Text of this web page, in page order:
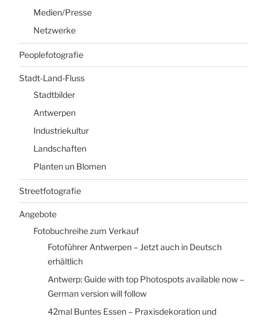
Medien/Presse
Netzwerke
Peoplefotografie
Stadt-Land-Fluss
Stadtbilder
Antwerpen
Industriekultur
Landschaften
Planten un Blomen
Streetfotografie
Angebote
Fotobuchreihe zum Verkauf
Fotoführer Antwerpen – Jetzt auch in Deutsch
erhältlich
Antwerp: Guide with top Photospots available now –
German version will follow
42mal Buntes Essen – Praxisdekoration und